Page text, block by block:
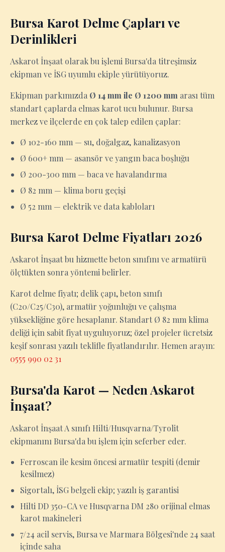
Bursa Karot Delme Çapları ve
Derinlikleri
Askarot İnşaat olarak bu işlemi Bursa'da titreşimsiz
ekipman ve İSG uyumlu ekiple yürütüyoruz.
Ekipman parkımızda Ø 14 mm ile Ø 1200 mm arası tüm
standart çaplarda elmas karot ucu bulunur. Bursa
merkez ve ilçelerde en çok talep edilen çaplar:
Ø 102-160 mm — su, doğalgaz, kanalizasyon
Ø 600+ mm — asansör ve yangın baca boşluğu
Ø 200-300 mm — baca ve havalandırma
Ø 82 mm — klima boru geçişi
Ø 52 mm — elektrik ve data kabloları
Bursa Karot Delme Fiyatları 2026
Askarot İnşaat bu hizmette beton sınıfını ve armatürü
ölçtükten sonra yöntemi belirler.
Karot delme fiyatı; delik çapı, beton sınıfı
(C20/C25/C30), armatür yoğunluğu ve çalışma
yüksekliğine göre hesaplanır. Standart Ø 82 mm klima
deliği için sabit fiyat uyguluyoruz; özel projeler ücretsiz
keşif sonrası yazılı teklifle fiyatlandırılır. Hemen arayın:
0555 990 02 31
Bursa'da Karot — Neden Askarot
İnşaat?
Askarot İnşaat A sınıfı Hilti/Husqvarna/Tyrolit
ekipmanını Bursa'da bu işlem için seferber eder.
Ferroscan ile kesim öncesi armatür tespiti (demir
kesilmez)
Sigortalı, İSG belgeli ekip; yazılı iş garantisi
Hilti DD 350-CA ve Husqvarna DM 280 orijinal elmas
karot makineleri
7/24 acil servis, Bursa ve Marmara Bölgesi'nde 24 saat
içinde saha